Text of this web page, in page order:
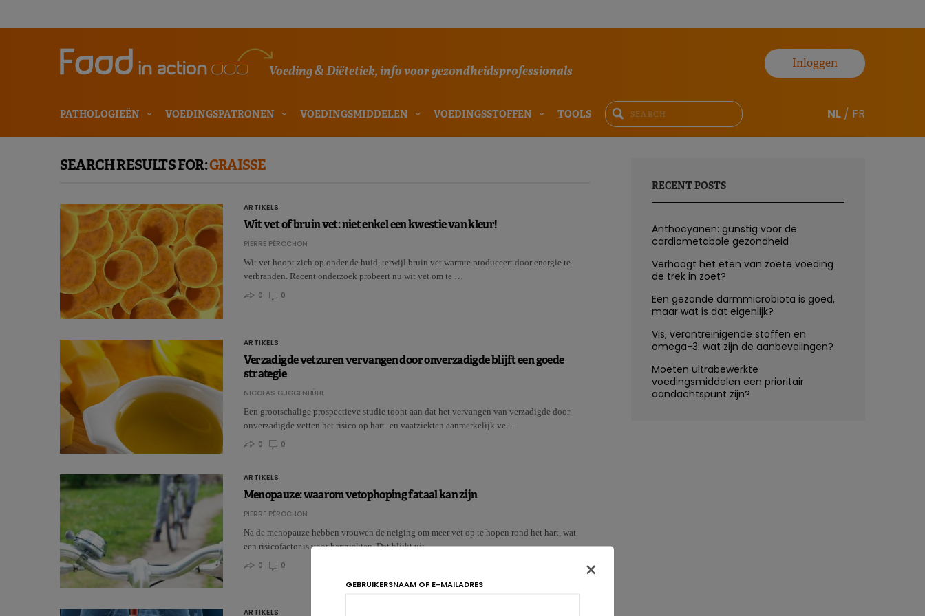
Voeding & Diëtetiek, info voor gezondheidsprofessionals
Inloggen
PATHOLOGIEËN VOEDINGSPATRONEN VOEDINGSMIDDELEN VOEDINGSSTOFFEN TOOLS NL / FR
SEARCH RESULTS FOR:GRAISSE
ARTIKELS
Wit vet of bruin vet: niet enkel een kwestie van kleur!
PIERRE PÉROCHON
Wit vet hoopt zich op onder de huid, terwijl bruin vet warmte produceert door energie te
verbranden. Recent onderzoek probeert nu wit vet om te …
0
0
ARTIKELS
Verzadigde vetzuren vervangen door onverzadigde blijft een goede
strategie
NICOLAS GUGGENBÜHL
Een grootschalige prospectieve studie toont aan dat het vervangen van verzadigde door
onverzadigde vetten het risico op hart- en vaatziekten aanmerkelijk ve…
0
0
ARTIKELS
Menopauze: waarom vetophoping fataal kan zijn
PIERRE PÉROCHON
Na de menopauze hebben vrouwen de neiging om meer vet op te hopen rond het hart, wat
een risicofactor is voor hartziekten. Dat blijkt uit …
0
0
ARTIKELS
RECENT POSTS
Anthocyanen: gunstig voor de
cardiometabole gezondheid
Verhoogt het eten van zoete voeding
de trek in zoet?
Een gezonde darmmicrobiota is goed,
maar wat is dat eigenlijk?
Vis, verontreinigende stoffen en
omega-3: wat zijn de aanbevelingen?
Moeten ultrabewerkte
voedingsmiddelen een prioritair
aandachtspunt zijn?
×
GEBRUIKERSNAAM OF E-MAILADRES